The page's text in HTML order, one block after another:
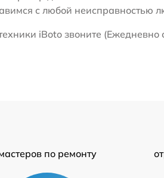
с любой неисправностью
iBoto звоните (Ежедневно
по ремонту